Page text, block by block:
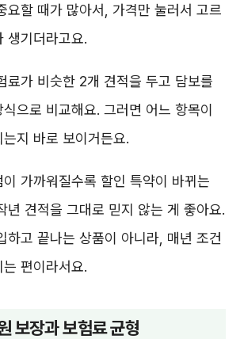
요할 때가 많아서, 가격만 눌러서 고르
생기더라고요.
료가 비슷한 2개 견적을 두고 담보를
으로 비교해요. 그러면 어느 항목이
지 바로 보이거든요.
가까워질수록 할인 특약이 바뀌는
년 견적을 그대로 믿지 않는 게 좋아요.
하고 끝나는 상품이 아니라, 매년 조건
편이라서요.
보장과 보험료 균형